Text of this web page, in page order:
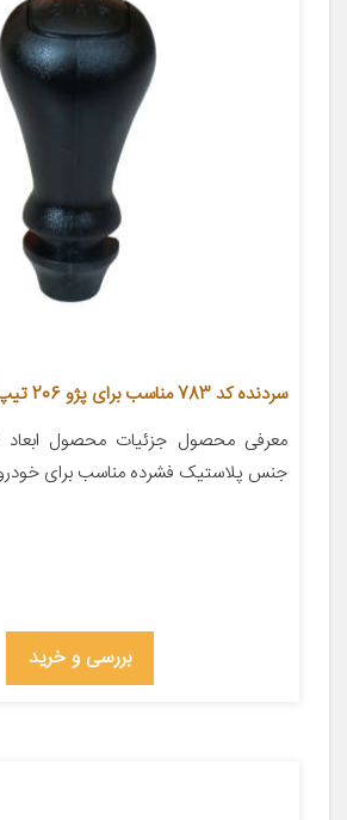
سردنده کد 783 مناسب برای پژو 206 تیپ 2
جنس پلاستیک فشرده مناسب برای خودرو
بررسی و خرید